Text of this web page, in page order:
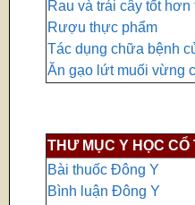
Rau và trái cây tốt hơn
Rượu thực phẩm
Tác dụng chữa bệnh
Ăn gạo lứt muối vừng
THƯ MỤC Y HỌC CỔ
Bài thuốc Đông Y
Bình luận Đông Y